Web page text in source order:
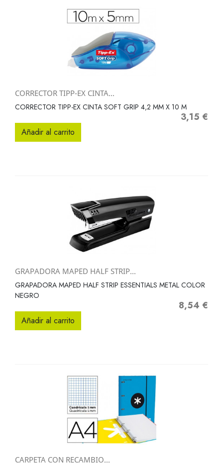
CORRECTOR TIPP-EX CINTA...
CORRECTOR TIPP-EX CINTA SOFT GRIP 4,2 MM X 10 M
Precio
3,15 €
Añadir al carrito
GRAPADORA MAPED HALF STRIP...
GRAPADORA MAPED HALF STRIP ESSENTIALS METAL COLOR
NEGRO
Precio
8,54 €
Añadir al carrito
CARPETA CON RECAMBIO...